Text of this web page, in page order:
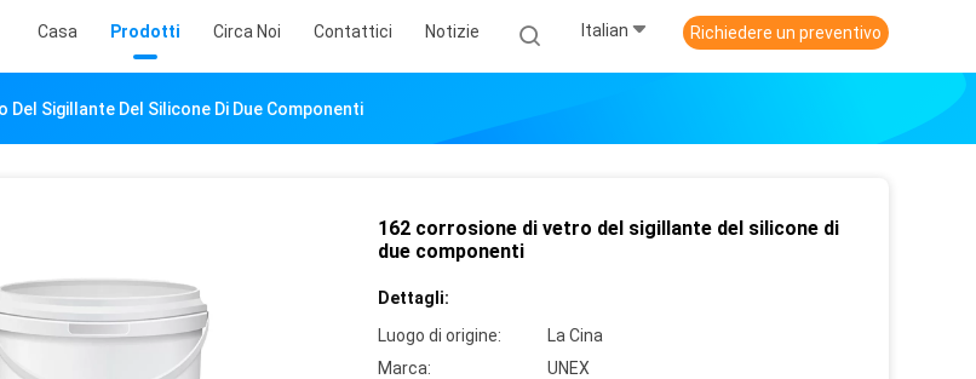
Casa Prodotti Circa Noi Contattici Notizie Italian Richiedere un preventivo
Del Sigillante Del Silicone Di Due Componenti
162 corrosione di vetro del sigillante del silicone di
due componenti
Dettagli:
Luogo di origine:
La Cina
Marca:
UNEX